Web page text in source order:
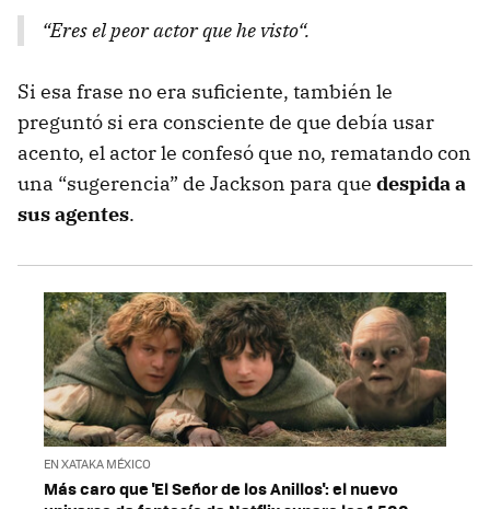
“Eres el peor actor que he visto“.
Si esa frase no era suficiente, también le
preguntó si era consciente de que debía usar
acento, el actor le confesó que no, rematando con
una “sugerencia” de Jackson para que despida a
sus agentes.
EN XATAKA MÉXICO
Más caro que 'El Señor de los Anillos': el nuevo